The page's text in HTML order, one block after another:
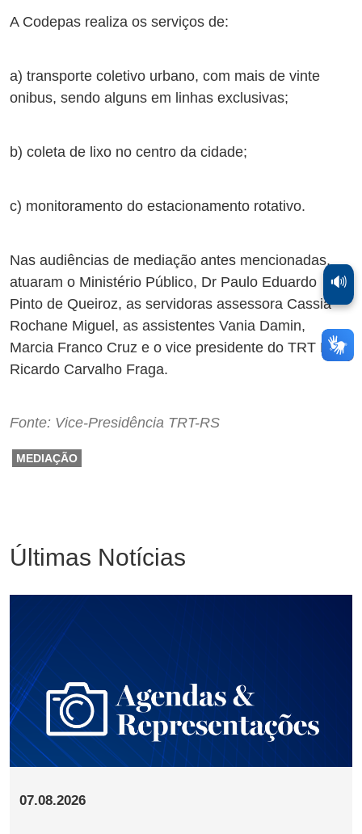
A Codepas realiza os serviços de:
a) transporte coletivo urbano, com mais de vinte
onibus, sendo alguns em linhas exclusivas;
b) coleta de lixo no centro da cidade;
c) monitoramento do estacionamento rotativo.
Nas audiências de mediação antes mencionadas,
atuaram o Ministério Público, Dr Paulo Eduardo
Pinto de Queiroz, as servidoras assessora Cassia
Rochane Miguel, as assistentes Vania Damin,
Marcia Franco Cruz e o vice presidente do TRT RS,
Ricardo Carvalho Fraga.
Fonte: Vice-Presidência TRT-RS
MEDIAÇÃO
Últimas Notícias
07.08.2026
🔊